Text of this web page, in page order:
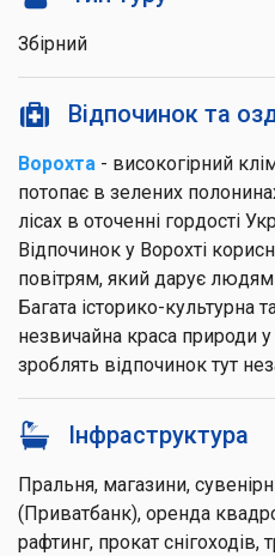
Збірний
Відпочинок та
Ворохта - високогірний
потопає в зелених
лісах в оточенні гордості
Відпочинок у Ворохті
повітрям, який дарує людям
Багата історико-культурна
незвичайна краса природи
зроблять відпочинок тут
Інфраструктура
Пральня, магазини,
(Приватбанк), оренда
рафтинг, прокат